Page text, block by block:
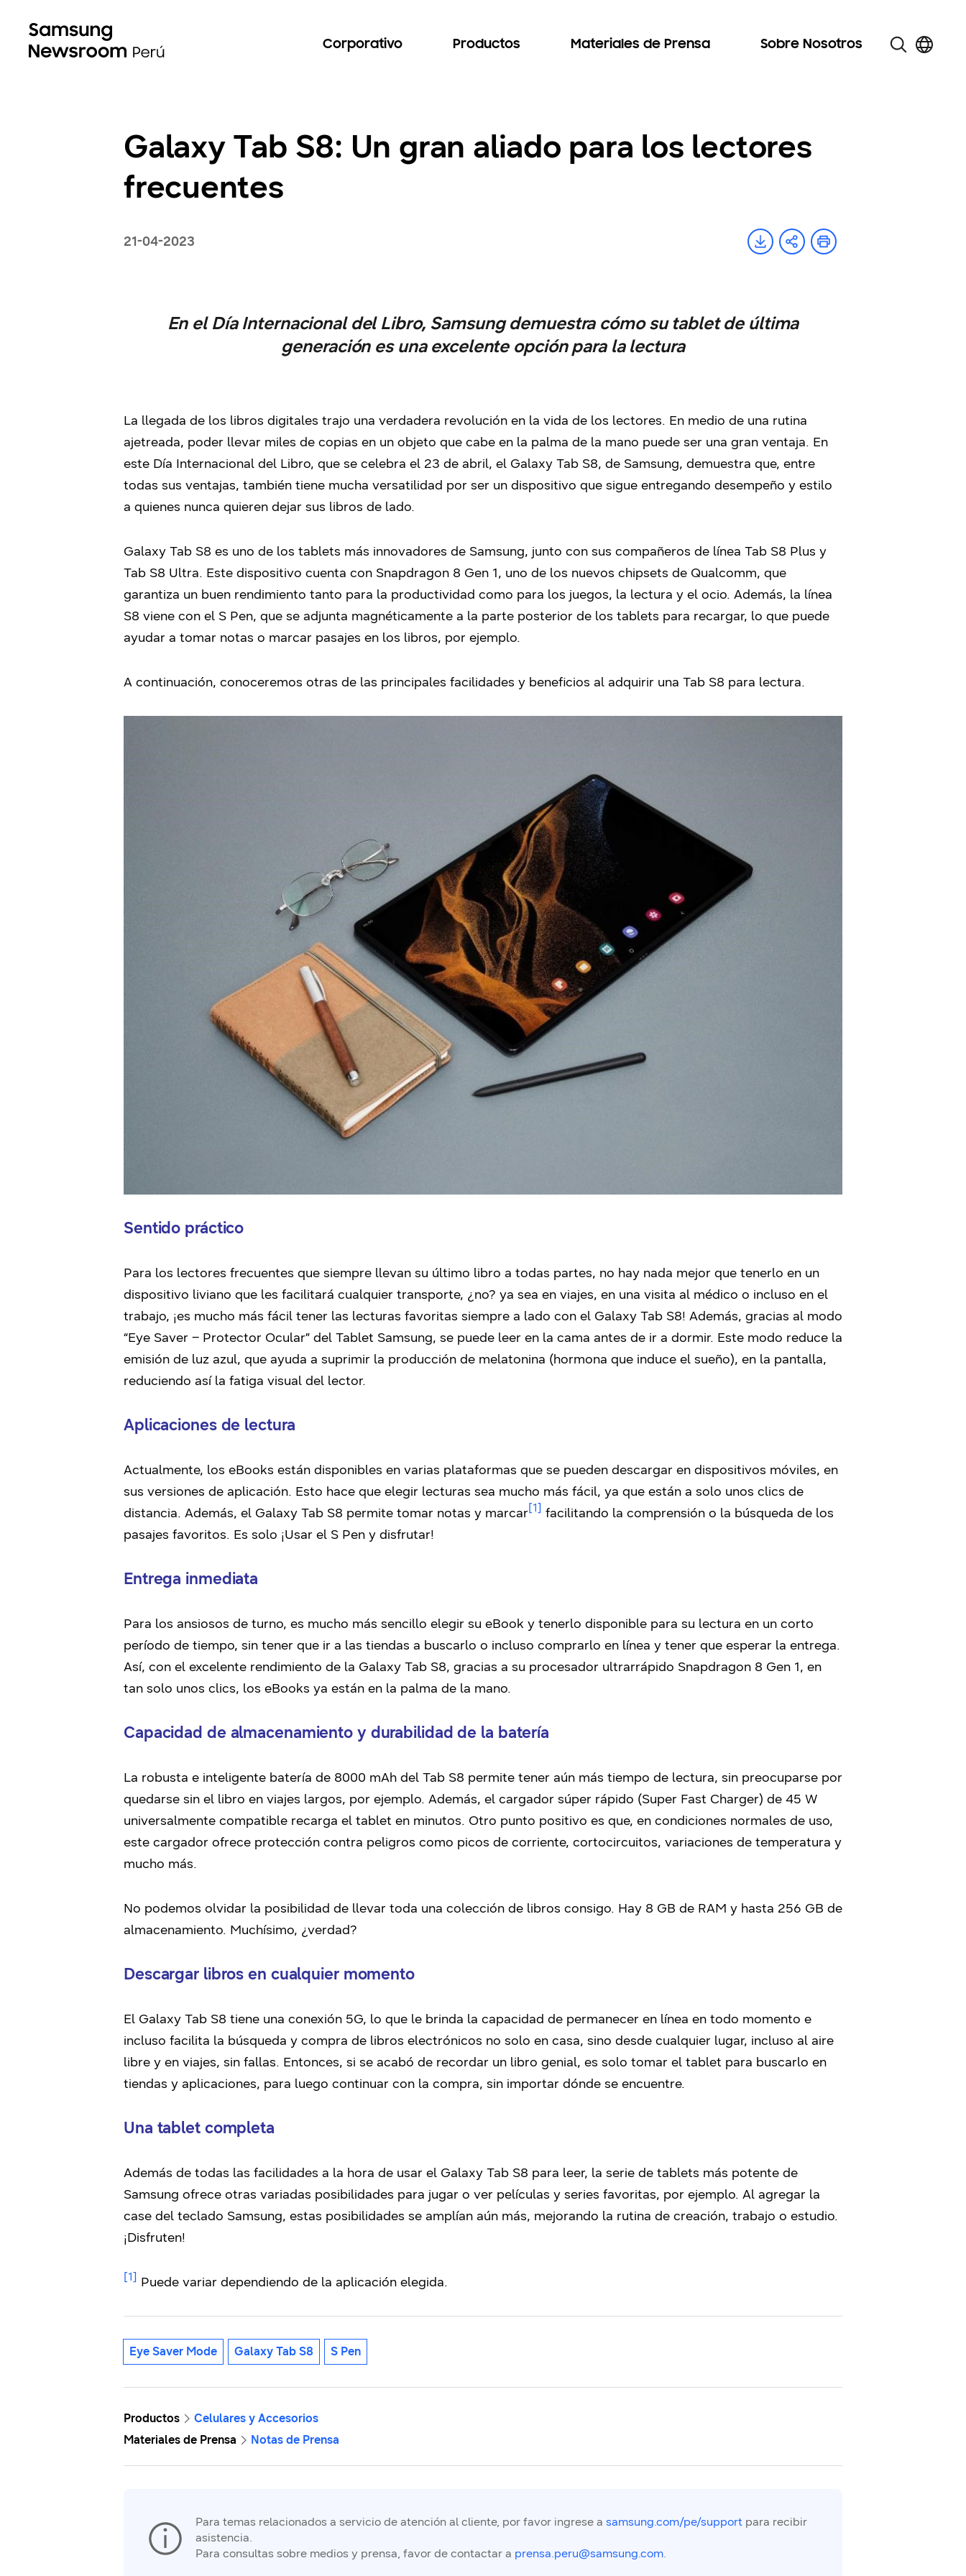
Corporativo Productos Materiales de Prensa Sobre Nosotros
Galaxy Tab S8: Un gran aliado para los lectores
frecuentes
21-04-2023
En el Día Internacional del Libro, Samsung demuestra cómo su tablet de última
generación es una excelente opción para la lectura
La llegada de los libros digitales trajo una verdadera revolución en la vida de los lectores. En medio de una rutina
ajetreada, poder llevar miles de copias en un objeto que cabe en la palma de la mano puede ser una gran ventaja. En
este Día Internacional del Libro, que se celebra el 23 de abril, el Galaxy Tab S8, de Samsung, demuestra que, entre
todas sus ventajas, también tiene mucha versatilidad por ser un dispositivo que sigue entregando desempeño y estilo
a quienes nunca quieren dejar sus libros de lado.
Galaxy Tab S8 es uno de los tablets más innovadores de Samsung, junto con sus compañeros de línea Tab S8 Plus y
Tab S8 Ultra. Este dispositivo cuenta con Snapdragon 8 Gen 1, uno de los nuevos chipsets de Qualcomm, que
garantiza un buen rendimiento tanto para la productividad como para los juegos, la lectura y el ocio. Además, la línea
S8 viene con el S Pen, que se adjunta magnéticamente a la parte posterior de los tablets para recargar, lo que puede
ayudar a tomar notas o marcar pasajes en los libros, por ejemplo.
A continuación, conoceremos otras de las principales facilidades y beneficios al adquirir una Tab S8 para lectura.
Sentido práctico
Para los lectores frecuentes que siempre llevan su último libro a todas partes, no hay nada mejor que tenerlo en un
dispositivo liviano que les facilitará cualquier transporte, ¿no? ya sea en viajes, en una visita al médico o incluso en el
trabajo, ¡es mucho más fácil tener las lecturas favoritas siempre a lado con el Galaxy Tab S8! Además, gracias al modo
“Eye Saver – Protector Ocular” del Tablet Samsung, se puede leer en la cama antes de ir a dormir. Este modo reduce la
emisión de luz azul, que ayuda a suprimir la producción de melatonina (hormona que induce el sueño), en la pantalla,
reduciendo así la fatiga visual del lector.
Aplicaciones de lectura
Actualmente, los eBooks están disponibles en varias plataformas que se pueden descargar en dispositivos móviles, en
sus versiones de aplicación. Esto hace que elegir lecturas sea mucho más fácil, ya que están a solo unos clics de
distancia. Además, el Galaxy Tab S8 permite tomar notas y marcar[1] facilitando la comprensión o la búsqueda de los
pasajes favoritos. Es solo ¡Usar el S Pen y disfrutar!
Entrega inmediata
Para los ansiosos de turno, es mucho más sencillo elegir su eBook y tenerlo disponible para su lectura en un corto
período de tiempo, sin tener que ir a las tiendas a buscarlo o incluso comprarlo en línea y tener que esperar la entrega.
Así, con el excelente rendimiento de la Galaxy Tab S8, gracias a su procesador ultrarrápido Snapdragon 8 Gen 1, en
tan solo unos clics, los eBooks ya están en la palma de la mano.
Capacidad de almacenamiento y durabilidad de la batería
La robusta e inteligente batería de 8000 mAh del Tab S8 permite tener aún más tiempo de lectura, sin preocuparse por
quedarse sin el libro en viajes largos, por ejemplo. Además, el cargador súper rápido (Super Fast Charger) de 45 W
universalmente compatible recarga el tablet en minutos. Otro punto positivo es que, en condiciones normales de uso,
este cargador ofrece protección contra peligros como picos de corriente, cortocircuitos, variaciones de temperatura y
mucho más.
No podemos olvidar la posibilidad de llevar toda una colección de libros consigo. Hay 8 GB de RAM y hasta 256 GB de
almacenamiento. Muchísimo, ¿verdad?
Descargar libros en cualquier momento
El Galaxy Tab S8 tiene una conexión 5G, lo que le brinda la capacidad de permanecer en línea en todo momento e
incluso facilita la búsqueda y compra de libros electrónicos no solo en casa, sino desde cualquier lugar, incluso al aire
libre y en viajes, sin fallas. Entonces, si se acabó de recordar un libro genial, es solo tomar el tablet para buscarlo en
tiendas y aplicaciones, para luego continuar con la compra, sin importar dónde se encuentre.
Una tablet completa
Además de todas las facilidades a la hora de usar el Galaxy Tab S8 para leer, la serie de tablets más potente de
Samsung ofrece otras variadas posibilidades para jugar o ver películas y series favoritas, por ejemplo. Al agregar la
case del teclado Samsung, estas posibilidades se amplían aún más, mejorando la rutina de creación, trabajo o estudio.
¡Disfruten!
[1] Puede variar dependiendo de la aplicación elegida.
Eye Saver Mode Galaxy Tab S8 S Pen
Productos
Celulares y Accesorios
Materiales de Prensa
Notas de Prensa
Para temas relacionados a servicio de atención al cliente, por favor ingrese a samsung.com/pe/support para recibir
asistencia.
Para consultas sobre medios y prensa, favor de contactar a prensa.peru@samsung.com.